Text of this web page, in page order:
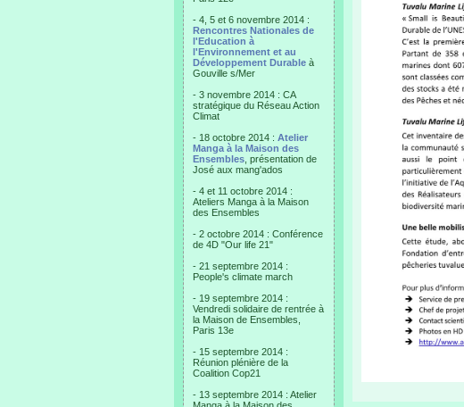
- 4, 5 et 6 novembre 2014 :
Rencontres Nationales de
l'Education à
l'Environnement et au
Développement Durable à
Gouville s/Mer
- 3 novembre 2014 : CA
stratégique du Réseau Action
Climat
- 18 octobre 2014 : Atelier
Manga à la Maison des
Ensembles , présentation de
José aux mang'ados
- 4 et 11 octobre 2014 :
Ateliers Manga à la Maison
des Ensembles
- 2 octobre 2014 : Conférence
de 4D "Our life 21"
- 21 septembre 2014 :
People's climate march
- 19 septembre 2014 :
Vendredi solidaire de rentrée à
la Maison de Ensembles,
Paris 13e
- 15 septembre 2014 :
Réunion plénière de la
Coalition Cop21
- 13 septembre 2014 : Atelier